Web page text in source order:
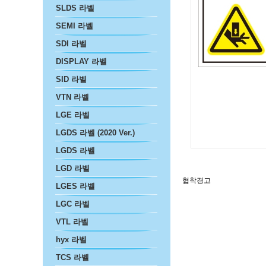
SLDS 라벨
SEMI 라벨
SDI 라벨
DISPLAY 라벨
SID 라벨
VTN 라벨
LGE 라벨
LGDS 라벨 (2020 Ver.)
LGDS 라벨
LGD 라벨
LGES 라벨
LGC 라벨
VTL 라벨
hyx 라벨
TCS 라벨
협착경고